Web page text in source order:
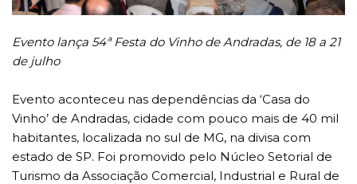
Evento lança 54ª Festa do Vinho de Andradas, de 18 a 21
de julho
Evento aconteceu nas dependências da ‘Casa do
Vinho’ de Andradas, cidade com pouco mais de 40 mil
habitantes, localizada no sul de MG, na divisa com
estado de SP. Foi promovido pelo Núcleo Setorial de
Turismo da Associação Comercial, Industrial e Rural de